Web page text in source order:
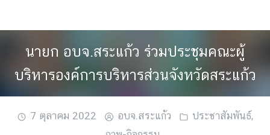
นายก อบจ.สระแก้ว ร่วมประชุมคณะผู้
บริหารองค์การบริหารส่วนจังหวัดสระแก้ว
7 ตุลาคม 2022 อบจ.สระแก้ว ประชาสัมพันธ์,